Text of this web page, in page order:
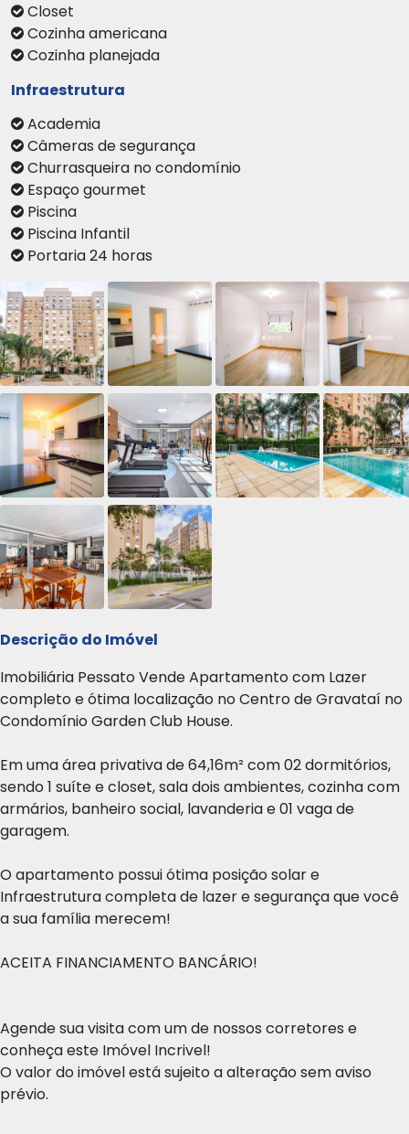
Closet
Cozinha americana
Cozinha planejada
Infraestrutura
Academia
Câmeras de segurança
Churrasqueira no condomínio
Espaço gourmet
Piscina
Piscina Infantil
Portaria 24 horas
Descrição do Imóvel
Imobiliária Pessato Vende Apartamento com Lazer
completo e ótima localização no Centro de Gravataí no
Condomínio Garden Club House.
Em uma área privativa de 64,16m² com 02 dormitórios,
sendo 1 suíte e closet, sala dois ambientes, cozinha com
armários, banheiro social, lavanderia e 01 vaga de
garagem.
O apartamento possui ótima posição solar e
Infraestrutura completa de lazer e segurança que você
a sua família merecem!
ACEITA FINANCIAMENTO BANCÁRIO!
Agende sua visita com um de nossos corretores e
conheça este Imóvel Incrivel!
O valor do imóvel está sujeito a alteração sem aviso
prévio.